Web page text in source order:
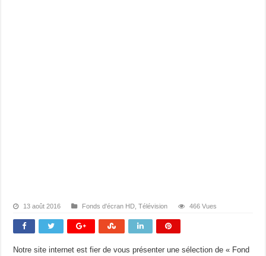
13 août 2016 Fonds d'écran HD ,Télévision 466 Vues
Notre site internet est fier de vous présenter une sélection de « Fond